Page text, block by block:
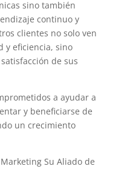
sino también
continuo y
clientes no solo ven
y eficiencia, sino
de sus
a ayudar a
y beneficiarse de
un crecimiento
Su Aliado de